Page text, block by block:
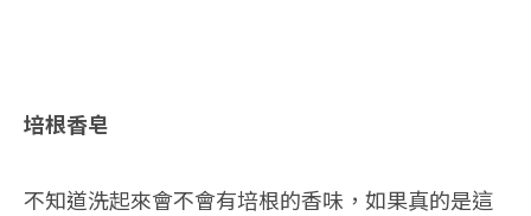
培根香皂
不知道洗起來會不會有培根的香味，如果真的是這